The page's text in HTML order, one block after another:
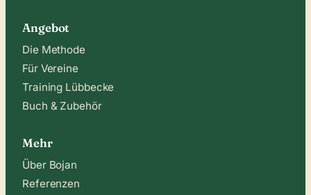
Angebot
Die Methode
Für Vereine
Training Lübbecke
Buch & Zubehör
Mehr
Über Bojan
Referenzen